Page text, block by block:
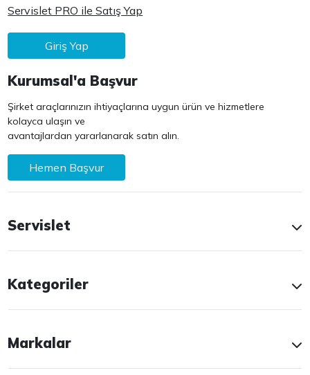
Servislet PRO ile Satış Yap
Giriş Yap
Kurumsal'a Başvur
Şirket araçlarınızın ihtiyaçlarına uygun ürün ve hizmetlere
kolayca ulaşın ve
avantajlardan yararlanarak satın alın.
Hemen Başvur
Servislet
Kategoriler
Markalar